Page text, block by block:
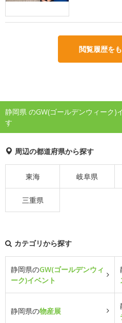
閲覧履歴を
静岡県 のGW(ゴールデンウィーク)
す
周辺の都道府県から探す
東海 岐阜県
三重県
カテゴリから探す
静岡県のGW(ゴールデンウィ
ーク)イベント
静岡県の物産展